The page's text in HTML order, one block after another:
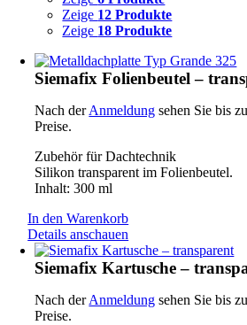
Zeige 12 Produkte
Zeige 18 Produkte
Siemafix Folienbeutel –
Nach derAnmeldung sehen Sie bis
Preise.
Zubehör für Dachtechnik
Silikon transparent im Folienbeutel.
Inhalt: 300 ml
In den Warenkorb
Details anschauen
Siemafix Kartusche –
Nach derAnmeldung sehen Sie bis
Preise.